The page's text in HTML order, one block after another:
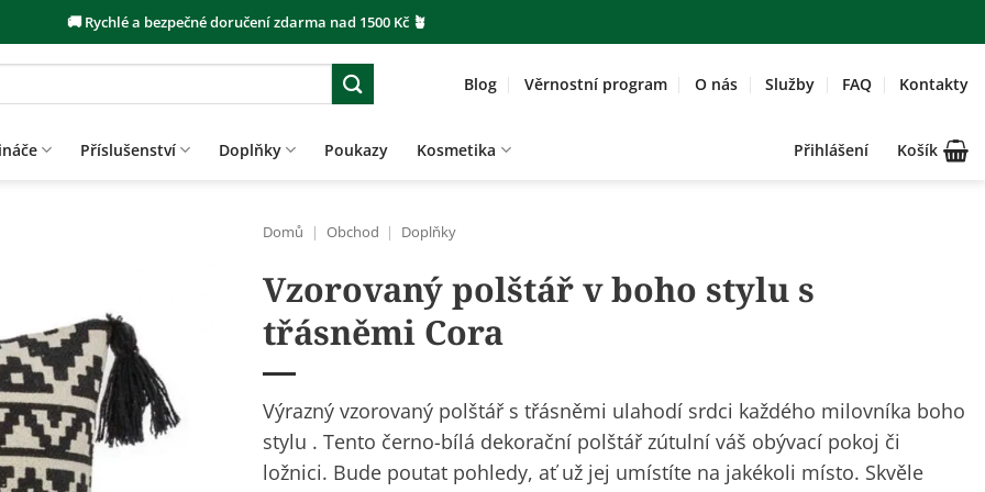
🚚 Rychlé a bezpečné doručení zdarma nad 1500 Kč 🪴
Blog Věrnostní program O nás Služby FAQ Kontakty
Příslušenství Doplňky Poukazy Kosmetika Přihlášení Košík
Domů | Obchod | Doplňky
Vzorovaný polštář v boho stylu s
třásněmi Cora
Výrazný vzorovaný polštář s třásněmi ulahodí srdci každého milovníka boho
stylu . Tento černo-bílá dekorační polštář zútulní váš obývací pokoj či
ložnici. Bude poutat pohledy, ať už jej umístíte na jakékoli místo. Skvěle